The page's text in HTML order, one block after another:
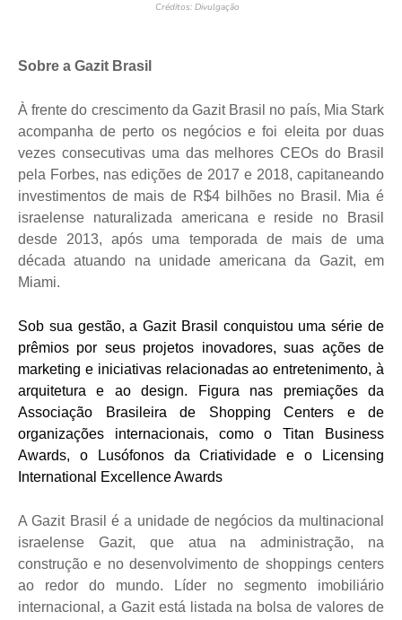
Créditos: Divulgação
Sobre a Gazit Brasil
À frente do crescimento da Gazit Brasil no país, Mia Stark
acompanha de perto os negócios e foi eleita por duas
vezes consecutivas uma das melhores CEOs do Brasil
pela Forbes, nas edições de 2017 e 2018, capitaneando
investimentos de mais de R$4 bilhões no Brasil. Mia é
israelense naturalizada americana e reside no Brasil
desde 2013, após uma temporada de mais de uma
década atuando na unidade americana da Gazit, em
Miami.
Sob sua gestão, a Gazit Brasil conquistou uma série de
prêmios por seus projetos inovadores, suas ações de
marketing e iniciativas relacionadas ao entretenimento, à
arquitetura e ao design. Figura nas premiações da
Associação Brasileira de Shopping Centers e de
organizações internacionais, como o Titan Business
Awards, o Lusófonos da Criatividade e o Licensing
International Excellence Awards
A Gazit Brasil é a unidade de negócios da multinacional
israelense Gazit, que atua na administração, na
construção e no desenvolvimento de shoppings centers
ao redor do mundo.
Líder no segmento imobiliário
internacional, a Gazit está listada na bolsa de valores de